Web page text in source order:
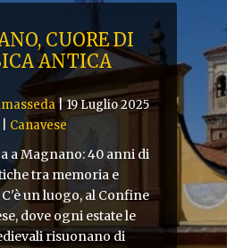
CUORE DI
ANTICA
|19 Luglio 2025
Canavese
a Magnano: 40 anni di
tra memoria e
un luogo, al Confine
dove ogni estate le
risuonano di